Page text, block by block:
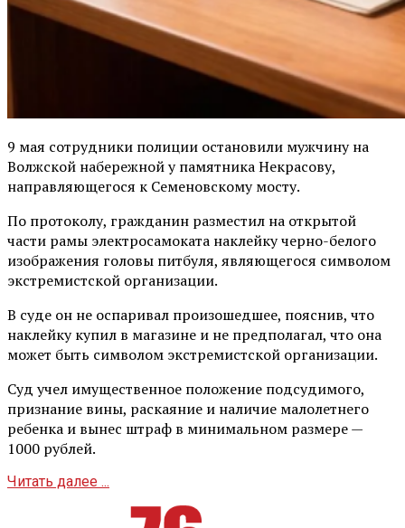
9 мая сотрудники полиции остановили мужчину на
Волжской набережной у памятника Некрасову,
направляющегося к Семеновскому мосту.
По протоколу, гражданин разместил на открытой
части рамы электросамоката наклейку черно-белого
изображения головы питбуля, являющегося символом
экстремистской организации.
В суде он не оспаривал произошедшее, пояснив, что
наклейку купил в магазине и не предполагал, что она
может быть символом экстремистской организации.
Суд учел имущественное положение подсудимого,
признание вины, раскаяние и наличие малолетнего
ребенка и вынес штраф в минимальном размере —
1000 рублей.
Читать далее ...